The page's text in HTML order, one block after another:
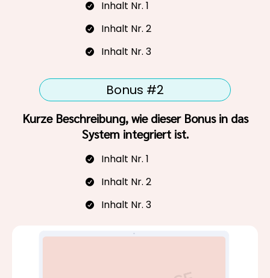
Inhalt Nr. 1
Inhalt Nr. 2
Inhalt Nr. 3
Bonus #2
Kurze Beschreibung, wie dieser Bonus in das
System integriert ist.
Inhalt Nr. 1
Inhalt Nr. 2
Inhalt Nr. 3